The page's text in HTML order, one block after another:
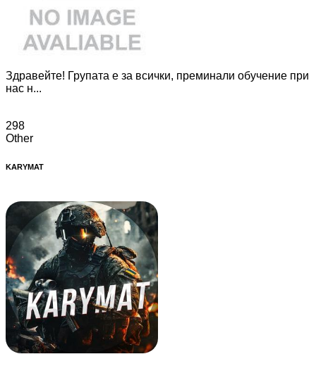
Здравейте! Групата е за всички, преминали обучение при
нас н...
298
Other
KARYMAT